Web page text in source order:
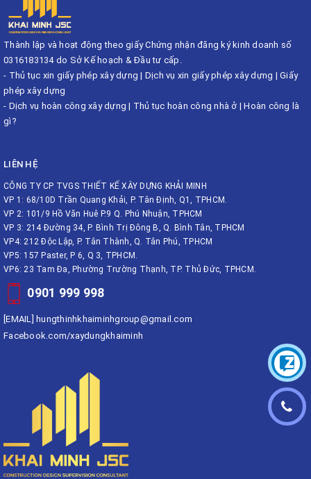
Thành lập và hoạt động theo giấy Chứng nhận đăng ký kinh doanh số
0316183134 do Sở Kế hoạch & Đầu tư cấp.
- Thủ tục xin giấy phép xây dựng | Dịch vụ xin giấy phép xây dựng | Giấy
phép xây dựng
- Dịch vụ hoàn công xây dựng | Thủ tục hoàn công nhà ở |Hoàn công là
gì?
LIÊN HỆ
CÔNG TY CP TVGS THIẾT KẾ XÂY DỰNG KHẢI MINH
VP 1: 68/10D Trần Quang Khải, P. Tân Định, Q1, TPHCM.
VP 2: 101/9 Hồ Văn Huê P.9 Q. Phú Nhuận, TPHCM
VP 3: 214 Đường 34, P. Bình Trị Đông B, Q. Bình Tân, TPHCM
VP4: 212 Độc Lập, P. Tân Thành, Q. Tân Phú, TPHCM
VP5: 157 Paster, P 6, Q 3, TPHCM.
VP6: 23 Tam Đa, Phường Trường Thạnh, TP. Thủ Đức, TPHCM.
0901 999 998
[EMAIL] hungthinhkhaiminhgroup@gmail.com
Facebook.com/xaydungkhaiminh